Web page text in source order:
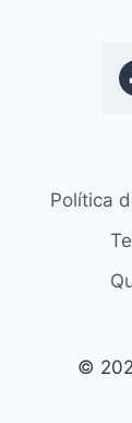
Política
©